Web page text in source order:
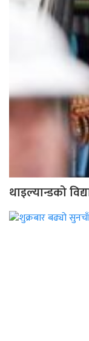
थाइल्यान्डको